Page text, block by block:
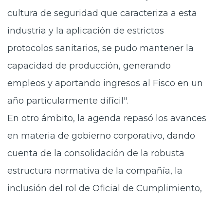
cultura de seguridad que caracteriza a esta
industria y la aplicación de estrictos
protocolos sanitarios, se pudo mantener la
capacidad de producción, generando
empleos y aportando ingresos al Fisco en un
año particularmente difícil".
En otro ámbito, la agenda repasó los avances
en materia de gobierno corporativo, dando
cuenta de la consolidación de la robusta
estructura normativa de la compañía, la
inclusión del rol de Oficial de Cumplimiento,